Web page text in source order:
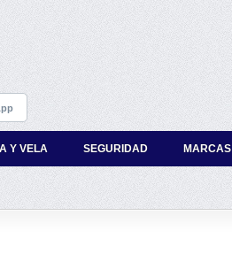
Y VELA SEGURIDAD MARCAS